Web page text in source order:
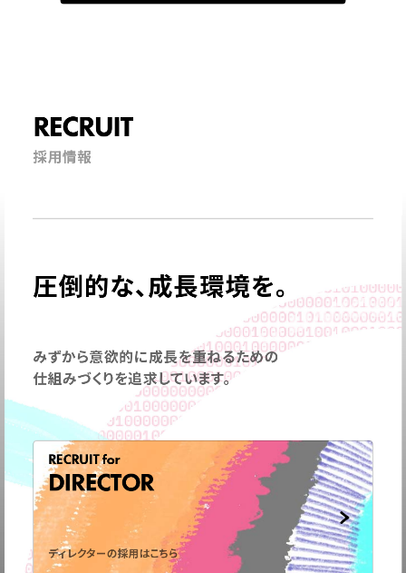
RECRUIT
採用情報
圧倒的な、成長環境を。
みずから意欲的に成長を重ねるための
仕組みづくりを追求しています。
RECRUIT for
DIRECTOR
ディレクターの採用はこちら